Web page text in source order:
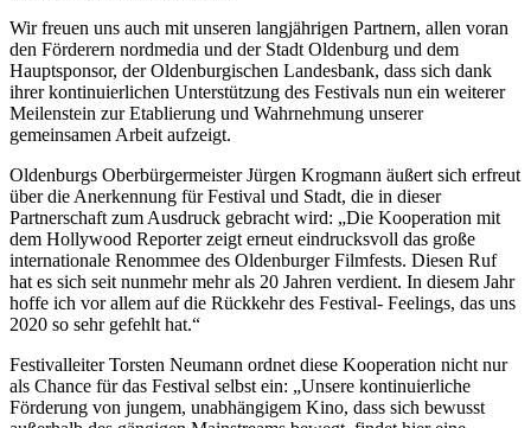
Wir freuen uns auch mit unseren langjährigen Partnern, allen voran
den Förderern nordmedia und der Stadt Oldenburg und dem
Hauptsponsor, der Oldenburgischen Landesbank, dass sich dank
ihrer kontinuierlichen Unterstützung des Festivals nun ein weiterer
Meilenstein zur Etablierung und Wahrnehmung unserer
gemeinsamen Arbeit aufzeigt.
Oldenburgs Oberbürgermeister Jürgen Krogmann äußert sich erfreut
über die Anerkennung für Festival und Stadt, die in dieser
Partnerschaft zum Ausdruck gebracht wird: „Die Kooperation mit
dem Hollywood Reporter zeigt erneut eindrucksvoll das große
internationale Renommee des Oldenburger Filmfests. Diesen Ruf
hat es sich seit nunmehr mehr als 20 Jahren verdient. In diesem Jahr
hoffe ich vor allem auf die Rückkehr des Festival- Feelings, das uns
2020 so sehr gefehlt hat.“
Festivalleiter Torsten Neumann ordnet diese Kooperation nicht nur
als Chance für das Festival selbst ein: „Unsere kontinuierliche
Förderung von jungem, unabhängigem Kino, dass sich bewusst